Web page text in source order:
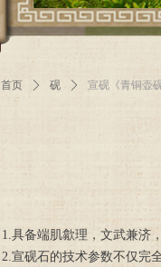
首页 ꄲ 砚 ꄲ 宣砚《青铜壶砚
1.具备端肌歙理，文武兼济
2.宣砚石的技术参数不仅完